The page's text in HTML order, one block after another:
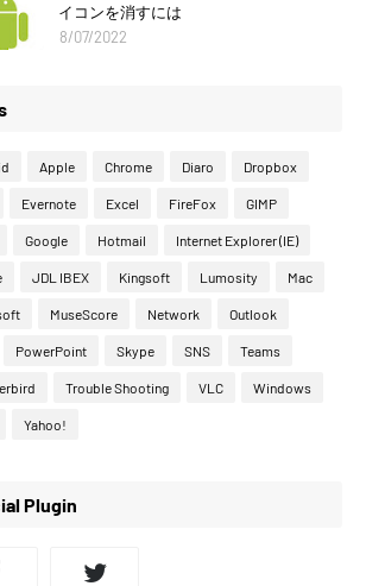
イコンを消すには
8/07/2022
Apple Chrome Diaro Dropbox
Evernote Excel FireFox GIMP
Google Hotmail Internet Explorer (IE)
JDL IBEX Kingsoft Lumosity Mac
MuseScore Network Outlook
PowerPoint Skype SNS Teams
Trouble Shooting VLC Windows
Yahoo!
Plugin